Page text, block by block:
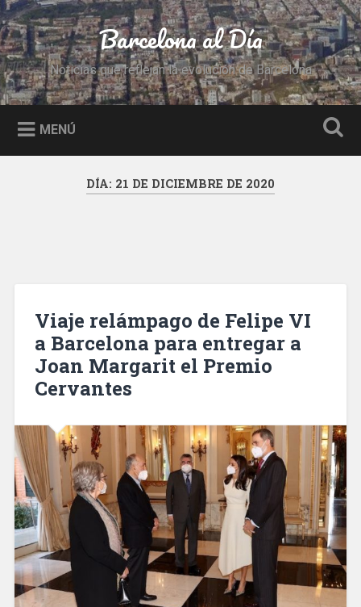
Saltar
al
contenido
Buscar Barcelona al Día
Noticias que reflejan la evolución de Barcelona
MENÚ
DÍA: 21 DE DICIEMBRE DE 2020
Viaje relámpago de Felipe VI
a Barcelona para entregar a
Joan Margarit el Premio
Cervantes